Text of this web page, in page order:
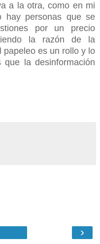
a la otra, como en mi
hay personas que se
por un precio
la razón de la
es un rollo y lo
la desinformación
›